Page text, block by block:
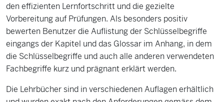
den effizienten Lernfortschritt und die gezielte
Vorbereitung auf Prüfungen. Als besonders positiv
bewerten Benutzer die Auflistung der Schlüsselbegriffe
eingangs der Kapitel und das Glossar im Anhang, in dem
die Schlüsselbegriffe und auch alle anderen verwendeten
Fachbegriffe kurz und prägnant erklärt werden.
Die Lehrbücher sind in verschiedenen Auflagen erhältlich